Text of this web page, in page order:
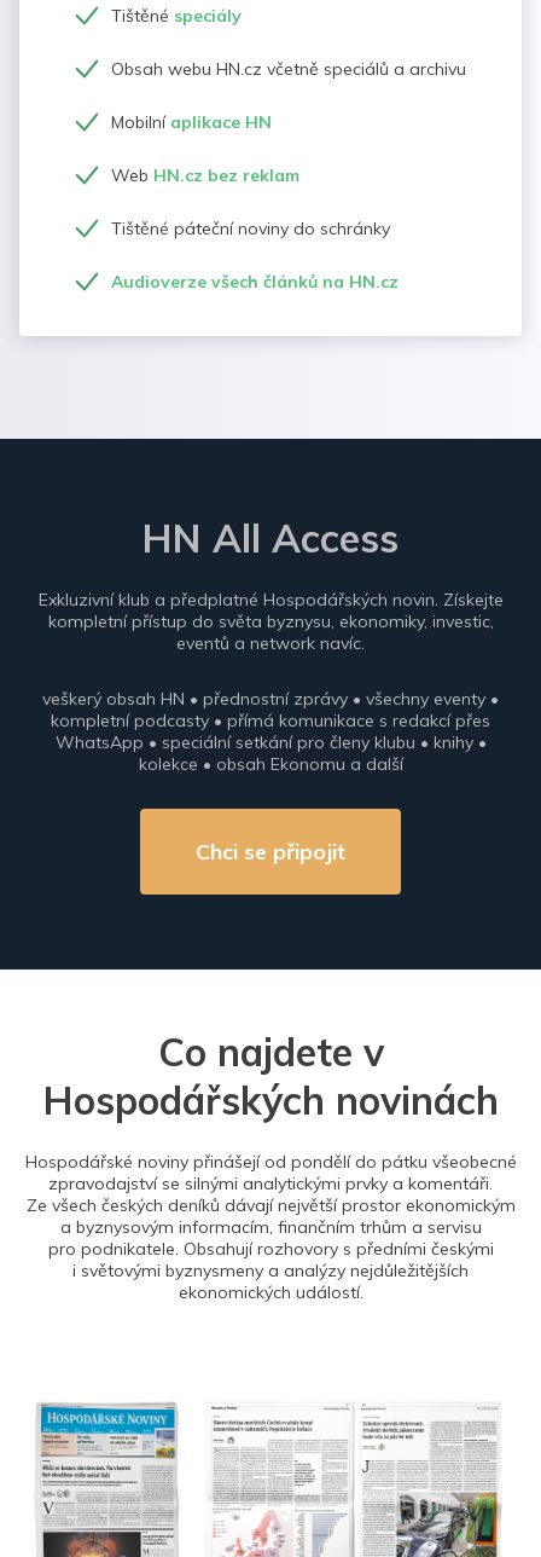
Tištěné speciály
Obsah webu HN.cz včetně speciálů a archivu
Mobilní aplikace HN
Web HN.cz bez reklam
Tištěné páteční noviny do schránky
Audioverze všech článků na HN.cz
HN All Access
Exkluzivní klub a předplatné Hospodářských novin. Získejte
kompletní přístup do světa byznysu, ekonomiky, investic,
eventů a network navíc.
veškerý obsah HN • přednostní zprávy • všechny eventy •
kompletní podcasty • přímá komunikace s redakcí přes
WhatsApp • speciální setkání pro členy klubu • knihy •
kolekce • obsah Ekonomu a další
Chci se připojit
Co najdete v
Hospodářských novinách
Hospodářské noviny přinášejí od pondělí do pátku všeobecné
zpravodajství se silnými analytickými prvky a komentáři.
Ze všech českých deníků dávají největší prostor ekonomickým
a byznysovým informacím, finančním trhům a servisu
pro podnikatele. Obsahují rozhovory s předními českými
i světovými byznysmeny a analýzy nejdůležitějších
ekonomických událostí.